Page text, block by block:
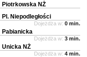
Piotrkowska NŻ
Pl. Niepodległości
Dojeżdża w: 0 min.
Pabianicka
Dojeżdża w: 3 min.
Unicka NŻ
Dojeżdża w: 4 min.